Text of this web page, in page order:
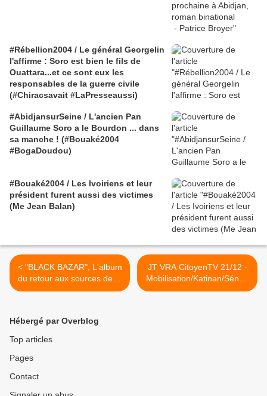
#Rébellion2004 / Le général Georgelin
l'affirme : Soro est bien le fils de
Ouattara...et ce sont eux les
responsables de la guerre civile
(#Chiracsavait #LaPresseaussi)
#AbidjansurSeine / L'ancien Pan
Guillaume Soro a le Bourdon ... dans
sa manche ! (#Bouaké2004
#BogaDoudou)
#Bouaké2004 / Les Ivoiriens et leur
président furent aussi des victimes
(Me Jean Balan)
< "BLACK BAZAR", L'album
du retour aux sources de la
Rumba congolaise produit
JT VRA CitoyenTV 21/12 -
Mobilisation/Katinan/Sénég
al :
Hébergé par Overblog
Top articles
Pages
Contact